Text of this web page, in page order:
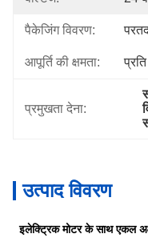
पैकेजिंग विवरण:
आपूर्ति की क्षमता:
प्रमुखता देना:
उत्पाद विवरण
इलेक्ट्रिक मोटर के साथ एकल